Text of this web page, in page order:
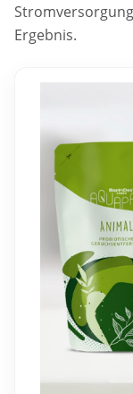
Ergebnis.